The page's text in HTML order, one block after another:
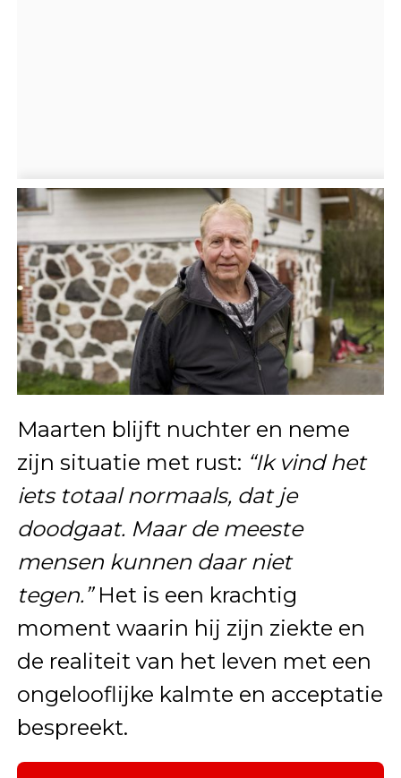
Maarten blijft nuchter en neme
zijn situatie met rust: “Ik vind het
iets totaal normaals, dat je
doodgaat. Maar de meeste
mensen kunnen daar niet
tegen.”Het is een krachtig
moment waarin hij zijn ziekte en
de realiteit van het leven met een
ongelooflijke kalmte en acceptatie
bespreekt.